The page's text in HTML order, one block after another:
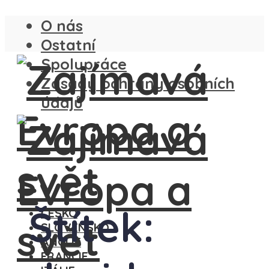
O nás
Ostatní
Spolupráce
Zásady ochrany osobních
údajů
ČESKO
SLOVENSKO
ANGLIE
FRANCIE
Štítek: